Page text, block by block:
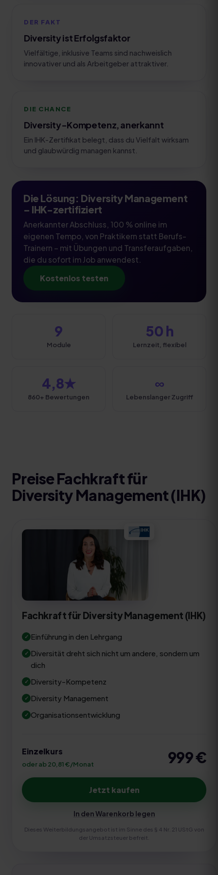
DER FAKT
Diversity ist Erfolgsfaktor
Vielfältige, inklusive Teams sind nachweislich
innovativer und als Arbeitgeber attraktiver.
DIE CHANCE
Diversity-Kompetenz, anerkannt
Ein IHK-Zertifikat belegt, dass du Vielfalt wirksam
und glaubwürdig managen kannst.
Die Lösung: Diversity Management
– IHK-zertifiziert
Anerkannter Abschluss, 100 % online im
eigenen Tempo, von Praktikern statt Berufs-
Trainern – mit Übungen und Transferaufgaben,
die du sofort im Job anwendest.
Kostenlos testen
9
Module
50 h
Lernzeit, flexibel
4,8★
860+ Bewertungen
∞
Lebenslanger Zugriff
PreiseFachkraft für
Diversity Management (IHK)
Fachkraft für Diversity Management (IHK)
Einführung in den Lehrgang
Diversität dreht sich nicht um andere, sondern um
dich
Diversity-Kompetenz
Diversity Management
Organisationsentwicklung
Einzelkurs
oder ab 20,81 €/Monat 999€
Jetzt kaufen
In den Warenkorb legen
Dieses Weiterbildungsangebot ist im Sinne des § 4 Nr. 21 UStG von
der Umsatzsteuer befreit.